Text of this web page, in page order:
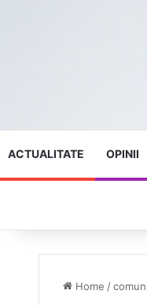
ACTUALITATE OPINII
Home /